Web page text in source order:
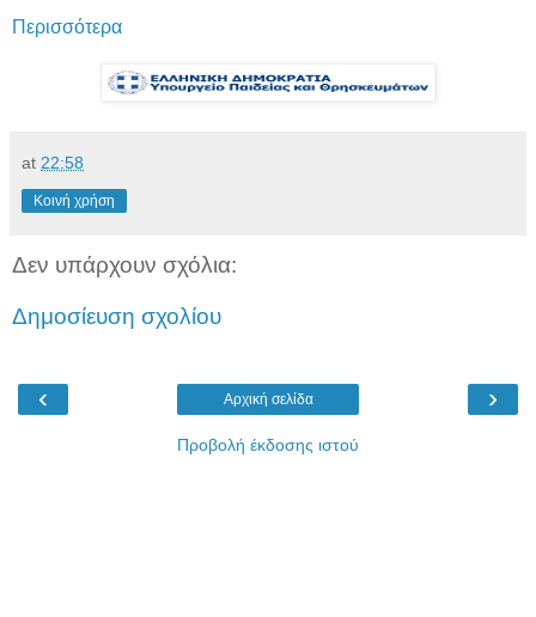
Περισσότερα
at 22:58
Κοινή χρήση
Δεν υπάρχουν σχόλια:
Δημοσίευση σχολίου
‹ ›
Αρχική σελίδα
Προβολή έκδοσης ιστού